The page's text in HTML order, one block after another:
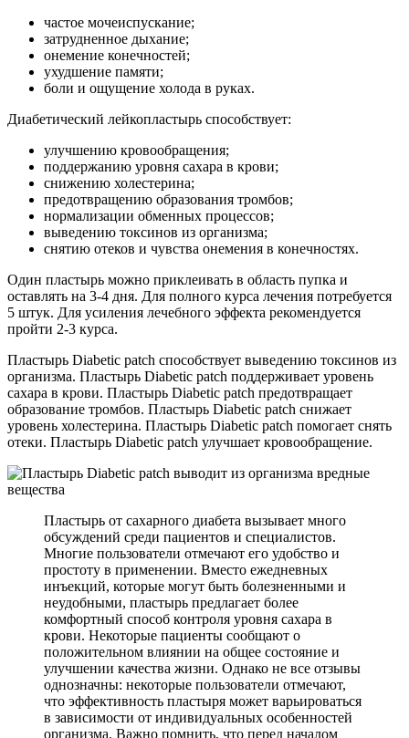
частое мочеиспускание;
затрудненное дыхание;
онемение конечностей;
ухудшение памяти;
боли и ощущение холода в руках.
Диабетический лейкопластырь способствует:
улучшению кровообращения;
поддержанию уровня сахара в крови;
снижению холестерина;
предотвращению образования тромбов;
нормализации обменных процессов;
выведению токсинов из организма;
снятию отеков и чувства онемения в конечностях.
Один пластырь можно приклеивать в область пупка и
оставлять на 3-4 дня. Для полного курса лечения потребуется
5 штук. Для усиления лечебного эффекта рекомендуется
пройти 2-3 курса.
Пластырь Diabetic patch способствует выведению токсинов из
организма. Пластырь Diabetic patch поддерживает уровень
сахара в крови. Пластырь Diabetic patch предотвращает
образование тромбов. Пластырь Diabetic patch снижает
уровень холестерина. Пластырь Diabetic patch помогает снять
отеки. Пластырь Diabetic patch улучшает кровообращение.
Пластырь от сахарного диабета вызывает много
обсуждений среди пациентов и специалистов.
Многие пользователи отмечают его удобство и
простоту в применении. Вместо ежедневных
инъекций, которые могут быть болезненными и
неудобными, пластырь предлагает более
комфортный способ контроля уровня сахара в
крови. Некоторые пациенты сообщают о
положительном влиянии на общее состояние и
улучшении качества жизни. Однако не все отзывы
однозначны: некоторые пользователи отмечают,
что эффективность пластыря может варьироваться
в зависимости от индивидуальных особенностей
организма. Важно помнить, что перед началом